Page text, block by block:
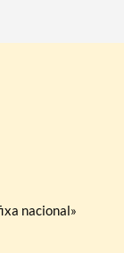
nacional»